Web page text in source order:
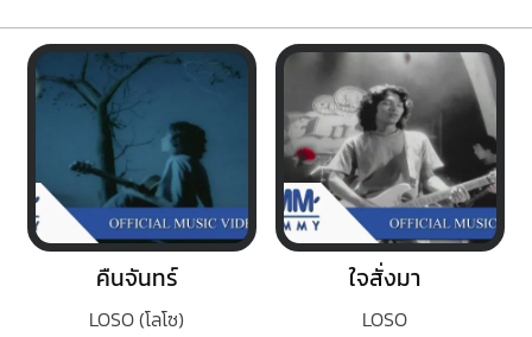
คืนจันทร์
LOSO (โลโซ)
ใจสั่งมา
LOSO